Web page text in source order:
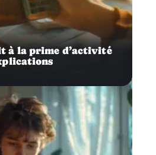
à la prime d’activité